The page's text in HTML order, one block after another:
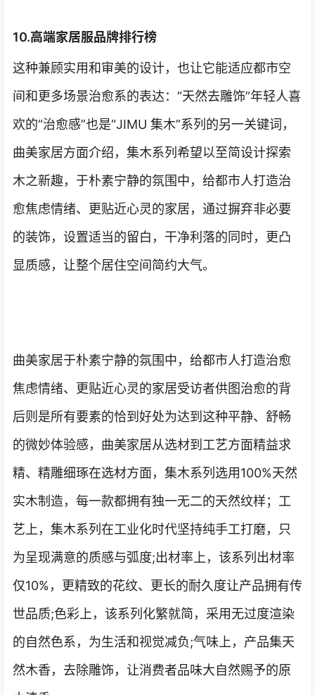
10.高端家居服品牌排行榜
这种兼顾实用和审美的设计，也让它能适应都市空
间和更多场景治愈系的表达：“天然去雕饰”年轻人喜
欢的“治愈感”也是“JIMU 集木”系列的另一关键词，
曲美家居方面介绍，集木系列希望以至简设计探索
木之新趣，于朴素宁静的氛围中，给都市人打造治
愈焦虑情绪、更贴近心灵的家居，通过摒弃非必要
的装饰，设置适当的留白，干净利落的同时，更凸
显质感，让整个居住空间简约大气。
曲美家居于朴素宁静的氛围中，给都市人打造治愈
焦虑情绪、更贴近心灵的家居受访者供图治愈的背
后则是所有要素的恰到好处为达到这种平静、舒畅
的微妙体验感，曲美家居从选材到工艺方面精益求
精、精雕细琢在选材方面，集木系列选用100%天然
实木制造，每一款都拥有独一无二的天然纹样；工
艺上，集木系列在工业化时代坚持纯手工打磨，只
为呈现满意的质感与弧度;出材率上，该系列出材率
仅10%，更精致的花纹、更长的耐久度让产品拥有传
世品质;色彩上，该系列化繁就简，采用无过度渲染
的自然色系，为生活和视觉减负;气味上，产品集天
然木香，去除雕饰，让消费者品味大自然赐予的原